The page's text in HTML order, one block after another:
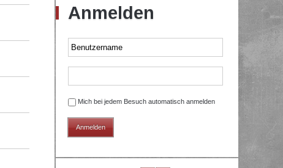
Anmelden
Mich bei jedem Besuch automatisch anmelden